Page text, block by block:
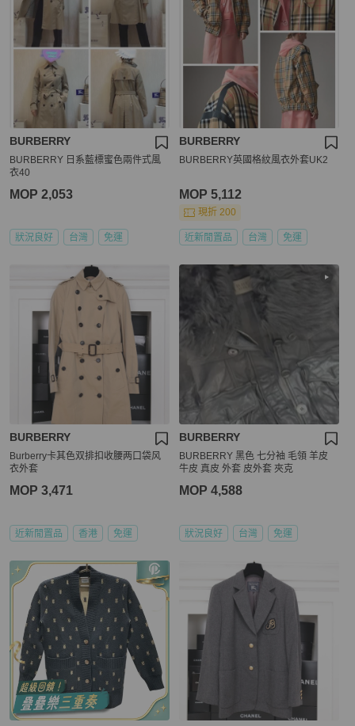
BURBERRY
BURBERRY 日系藍標蜜色兩件式風
衣40
MOP 2,053
狀況良好 台灣 免運
BURBERRY
BURBERRY英國格紋風衣外套UK2
MOP 5,112
現折 200
近新閒置品 台灣 免運
BURBERRY
Burberry卡其色双排扣收腰两口袋风
衣外套
MOP 3,471
近新閒置品 香港 免運
BURBERRY
BURBERRY 黑色 七分袖 毛領 羊皮
牛皮 真皮 外套 皮外套 夾克
MOP 4,588
狀況良好 台灣 免運